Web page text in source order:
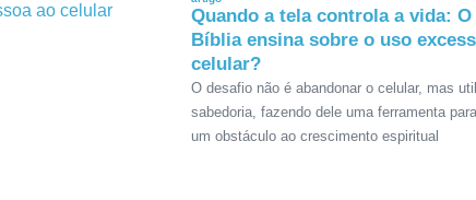
Quando a tela controla a vida: O
Bíblia ensina sobre o uso
celular?
O desafio não é abandonar o celular, mas
sabedoria, fazendo dele uma ferramenta
um obstáculo ao crescimento espiritual